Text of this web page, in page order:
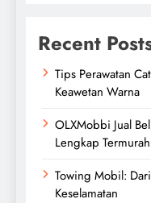
Recent
Tips Perawatan
Keawetan Warna
OLXMobbi Jual
Lengkap Termurah
Towing Mobil:
Keselamatan